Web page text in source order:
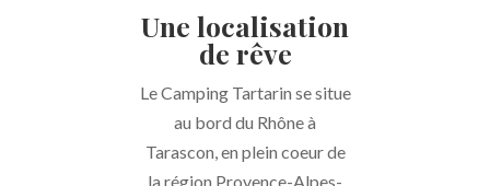
Une localisation
de rêve
Le Camping Tartarin se situe
au bord du Rhône à
Tarascon, en plein coeur de
la région Provence-Alpes-